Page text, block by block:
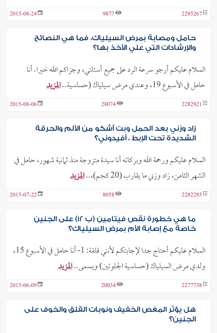
2285267
9877
2015-08-24
حامل ومصابة بمرض السيلياك، فما هي النصائح
والإرشادات التي علي الأخذ بها؟
السلام عليكم أرجو سرعة الرد على جميع أسئلتي، وجزاكم الله خيرا. أنا
حامل في الأسبوع 19، وعندي مرض سيلياك (حساسية..
المزيد
2282921
28074
2015-08-06
زاد وزني بعد الحمل وبت أشكو من الألم والحرقة
الشديدة تحت الإبط ، أفيدوني؟
السلام عليكم ورحمة الله وبركاته أنا سيدة متزوجة منذ ثمانية شهور، حامل في
الشهر الثامن، زاد وزني ما يقارب (20 كجم)،..
المزيد
2282285
8058
2015-07-22
ما هي خطورة نقص فيتامين (ب 12) على الجنين
خاصة مع إصابة الأم بمرض السيلياك؟
السلام عليكم ‏أحتاج جدا لإجابتكم لأنني قلقة: 1- أنا حامل في الأسبوع 15،
ولدي مرض السيلياك (حساسية الجلوتين) ويسمى..المزيد
2277738
20034
2015-06-09
هل يؤثر المغص الخفيف ونوبات القلق والخوف على
الجنين؟